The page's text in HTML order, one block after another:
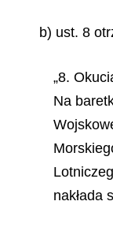
b) ust. 8
„8.
Na
nakłada